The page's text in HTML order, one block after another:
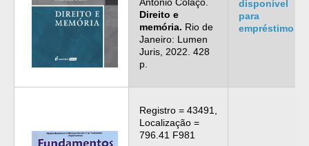
Direito e
memória. Rio de
Janeiro: Lumen
Juris, 2022. 428
p.
disponível
para
empréstimo
Registro = 43491,
Localização =
796.41 F981